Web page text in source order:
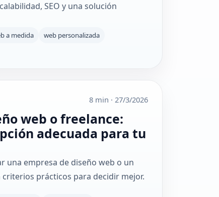
SEO y una solución
a medida web personalizada
8 min · 27/3/2026
web o freelance:
adecuada para tu
una empresa de diseño web o un
prácticos para decidir mejor.